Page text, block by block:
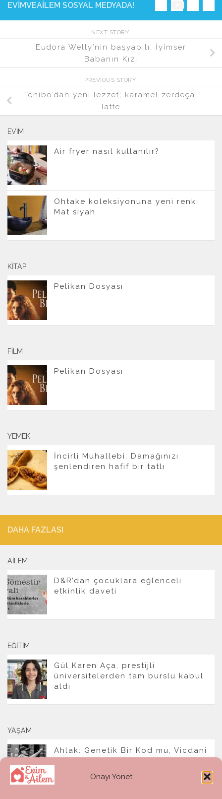
Onayı Yönet
EVIMVEAILEM SOSYAL MEDYADA!
NEXT STORY
Eudora Welty’nin başyapıtı: İyimser
Babanın Kızı
PREVIOUS STORY
Tchibo’dan yeni lezzet; karamel zerdeçal
latte
EVIM
Air fryer nasıl kullanılır?
Ohtake koleksiyonuna yeni renk:
Mat siyah
KITAP
Pelikan Dosyası
FILM
Pelikan Dosyası
YEMEK
İncirli Muhallebi: Damağınızı
şenlendiren hafif bir tatlı
DAHA FAZLASI
AILEM
D&R’dan çocuklara eğlenceli
etkinlik daveti
EĞITIM
Gül Karen Aça, prestijli
üniversitelerden tam burslu kabul
aldı
YAŞAM
Ahlak: Genetik Bir Kod mu, Vicdani